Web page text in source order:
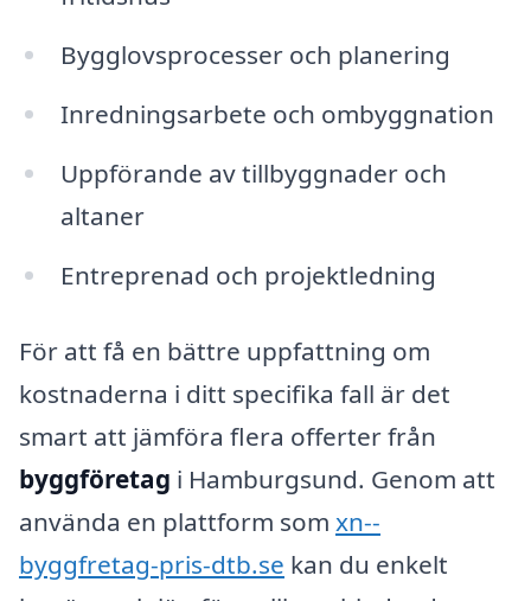
Bygglovsprocesser och planering
Inredningsarbete och ombyggnation
Uppförande av tillbyggnader och
altaner
Entreprenad och projektledning
För att få en bättre uppfattning om
kostnaderna i ditt specifika fall är det
smart att jämföra flera offerter från
byggföretag i Hamburgsund. Genom att
använda en plattform som xn--
byggfretag-pris-dtb.se kan du enkelt